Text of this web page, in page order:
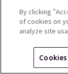
By clicking
of cookies on
analyze site